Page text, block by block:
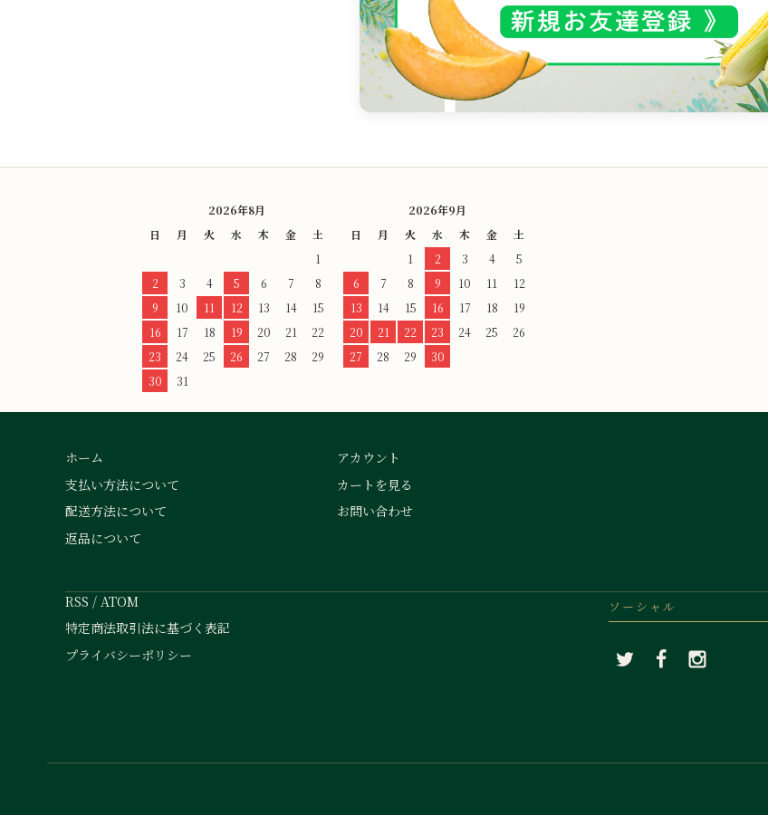
2026年8月
日
月 火 水 木 金
土
1
2
3 4 5 6 7
8
9
10 11 12 13 14
15
16
17 18 19 20 21
22
23
24 25 26 27 28
29
30
31
2026年9月
日
月 火 水 木 金
土
1
2 3 4
5
6
7 8 9 10 11
12
13
14 15 16 17 18
19
20
21 22 23 24 25
26
27
28 29 30
ホーム
支払い方法について
配送方法について
返品について
アカウント
カートを見る
お問い合わせ
ソーシャル
RSS / ATOM
特定商法取引法に基づく表記
プライバシーポリシー